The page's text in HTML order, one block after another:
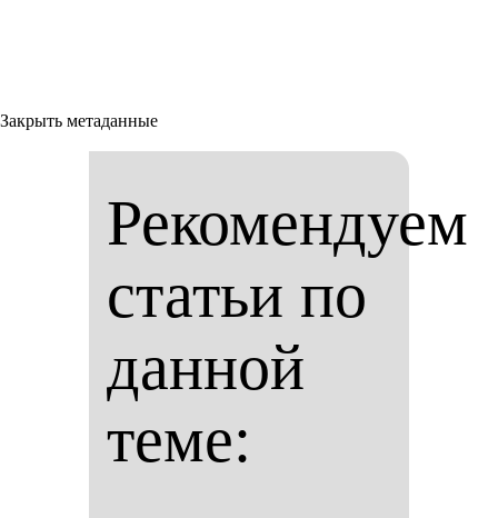
Закрыть метаданные
Рекомендуем
статьи по
данной
теме: